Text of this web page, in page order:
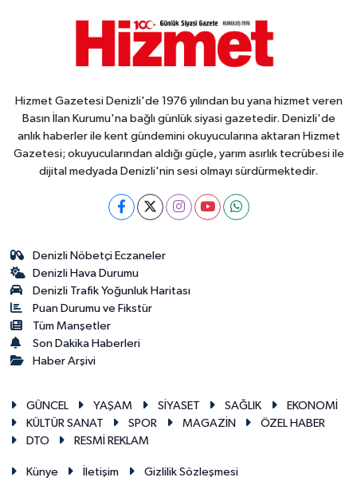
Hizmet Gazetesi Denizli'de 1976 yılından bu yana hizmet veren
Basın İlan Kurumu'na bağlı günlük siyasi gazetedir. Denizli'de
anlık haberler ile kent gündemini okuyucularına aktaran Hizmet
Gazetesi; okuyucularından aldığı güçle, yarım asırlık tecrübesi ile
dijital medyada Denizli'nin sesi olmayı sürdürmektedir.
Denizli Nöbetçi Eczaneler
Denizli Hava Durumu
Denizli Trafik Yoğunluk Haritası
Puan Durumu ve Fikstür
Tüm Manşetler
Son Dakika Haberleri
Haber Arşivi
GÜNCEL YAŞAM SİYASET SAĞLIK
EKONOMİ
KÜLTÜR SANAT
SPOR MAGAZİN
ÖZEL HABER
DTO
RESMİ REKLAM
Künye İletişim Gizlilik Sözleşmesi